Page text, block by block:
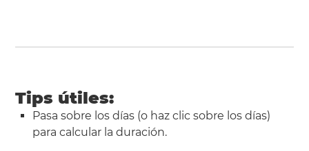
Tips útiles:
Pasa sobre los días (o haz clic sobre los días)
para calcular la duración.